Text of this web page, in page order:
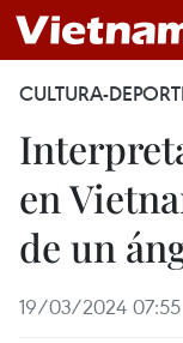
CULTURA-
en
de un
19/03/2024 07:55